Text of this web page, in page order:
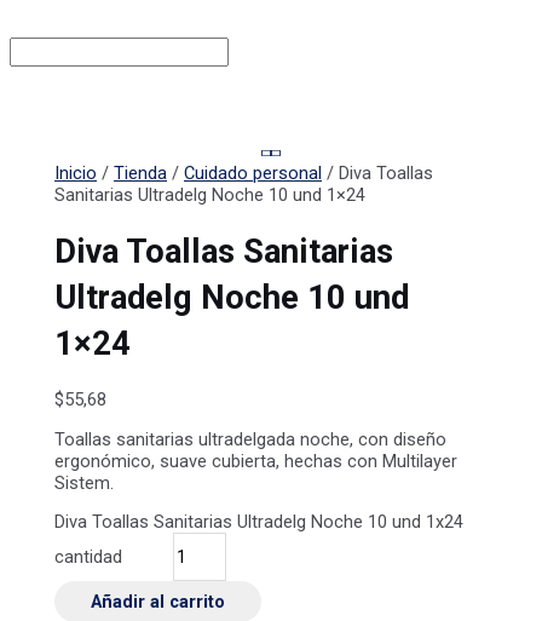
Inicio /Tienda /Cuidado personal / Diva Toallas
Sanitarias Ultradelg Noche 10 und 1×24
Diva Toallas Sanitarias
Ultradelg Noche 10 und
1×24
$55,68
Toallas sanitarias ultradelgada noche, con diseño
ergonómico, suave cubierta, hechas con Multilayer
Sistem.
Diva Toallas Sanitarias Ultradelg Noche 10 und 1x24
cantidad
Añadir al carrito